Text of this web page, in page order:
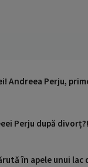
Andreea Perju,
Perju după
în apele unui